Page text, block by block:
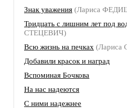
Знак уважения (Лариса
Тридцать с лишним лет под
СТЕЦЕВИЧ)
Всю жизнь на печках
Добавили красок и наград
Вспоминая Бочкова
На нас надеются
С ними надежнее